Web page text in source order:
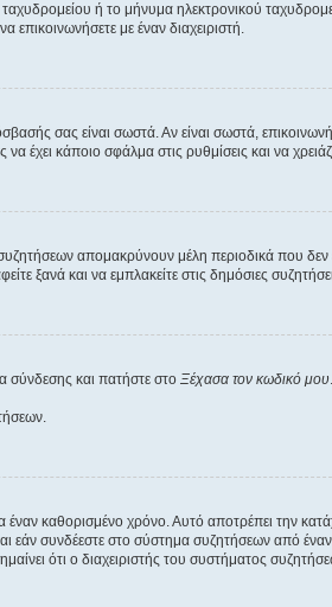
ή το μήνυμα ηλεκτρονικού
με έναν διαχειριστή.
σας είναι σωστά. Αν είναι σωστά,
έχει κάποιο σφάλμα στις ρυθμίσεις και να
απομακρύνουν μέλη περιοδικά που δεν
ξανά και να εμπλακείτε στις δημόσιες
σύνδεσης και πατήστε στο Ξέχασα τον κωδικό μου
καθορισμένο χρόνο. Αυτό αποτρέπει την
εάν συνδέεστε στο σύστημα συζητήσεων από
ότι ο διαχειριστής του συστήματος